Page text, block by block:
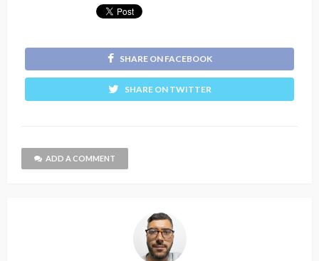
SHARE ON FACEBOOK
SHARE ON TWITTER
ADD A COMMENT